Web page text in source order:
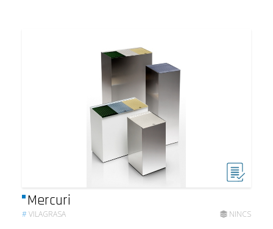
Mercuri
#VILAGRASA NINCS